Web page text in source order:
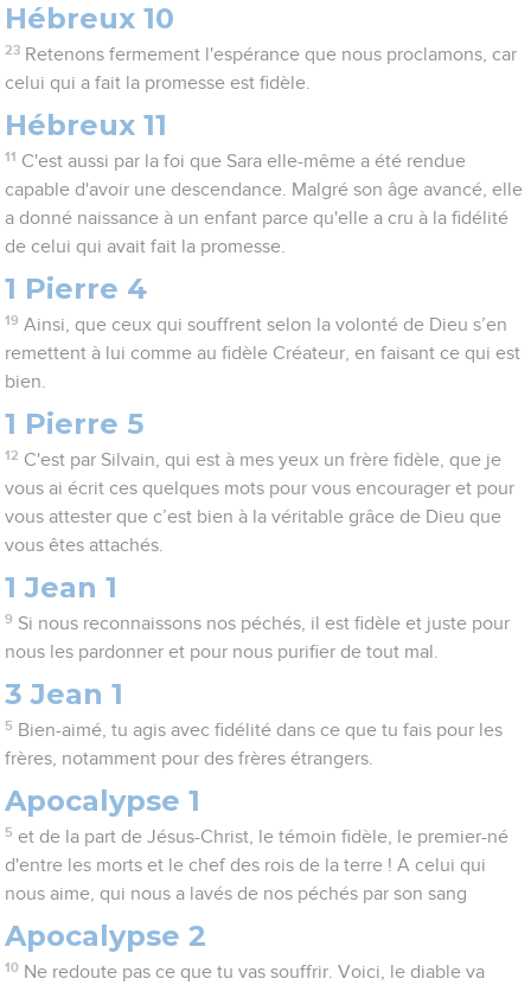
Hébreux 10
23 Retenons fermement l'espérance que nous proclamons, car
celui qui a fait la promesse est fidèle.
Hébreux 11
11 C'est aussi par la foi que Sara elle-même a été rendue
capable d'avoir une descendance. Malgré son âge avancé, elle
a donné naissance à un enfant parce qu'elle a cru à la fidélité
de celui qui avait fait la promesse.
1 Pierre 4
19 Ainsi, que ceux qui souffrent selon la volonté de Dieu s’en
remettent à lui comme au fidèle Créateur, en faisant ce qui est
bien.
1 Pierre 5
12 C'est par Silvain, qui est à mes yeux un frère fidèle, que je
vous ai écrit ces quelques mots pour vous encourager et pour
vous attester que c’est bien à la véritable grâce de Dieu que
vous êtes attachés.
1 Jean 1
9 Si nous reconnaissons nos péchés, il est fidèle et juste pour
nous les pardonner et pour nous purifier de tout mal.
3 Jean 1
5 Bien-aimé, tu agis avec fidélité dans ce que tu fais pour les
frères, notamment pour des frères étrangers.
Apocalypse 1
5 et de la part de Jésus-Christ, le témoin fidèle, le premier-né
d'entre les morts et le chef des rois de la terre ! A celui qui
nous aime, qui nous a lavés de nos péchés par son sang
Apocalypse 2
10 Ne redoute pas ce que tu vas souffrir. Voici, le diable va